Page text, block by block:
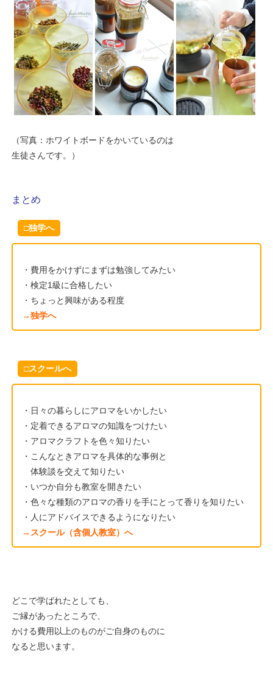
（写真：ホワイトボードをかいているのは
生徒さんです。）
まとめ
□独学へ
・費用をかけずにまずは勉強してみたい
・検定1級に合格したい
・ちょっと興味がある程度
→独学へ
□スクールへ
・日々の暮らしにアロマをいかしたい
・定着できるアロマの知識をつけたい
・アロマクラフトを色々知りたい
・こんなときアロマを具体的な事例と
体験談を交えて知りたい
・いつか自分も教室を開きたい
・色々な種類のアロマの香りを手にとって香りを知りたい
・人にアドバイスできるようになりたい
→スクール（含個人教室）へ
どこで学ばれたとしても、
ご縁があったところで、
かける費用以上のものがご自身のものに
なると思います。